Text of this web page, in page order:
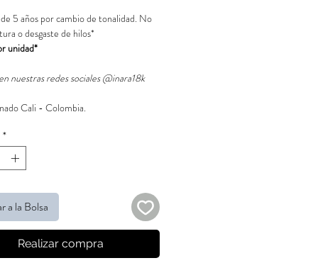
5 años por cambio de tonalidad. No
o desgaste de hilos*
unidad*
nuestras redes sociales @inara18k
Cali - Colombia.
*
a la Bolsa
Realizar compra